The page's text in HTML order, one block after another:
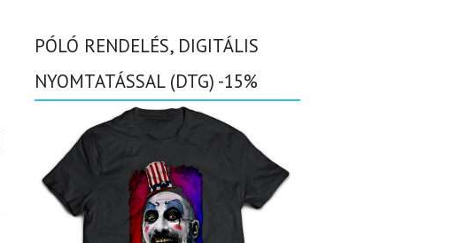
PÓLÓ RENDELÉS, DIGITÁLIS
NYOMTATÁSSAL (DTG) -15%